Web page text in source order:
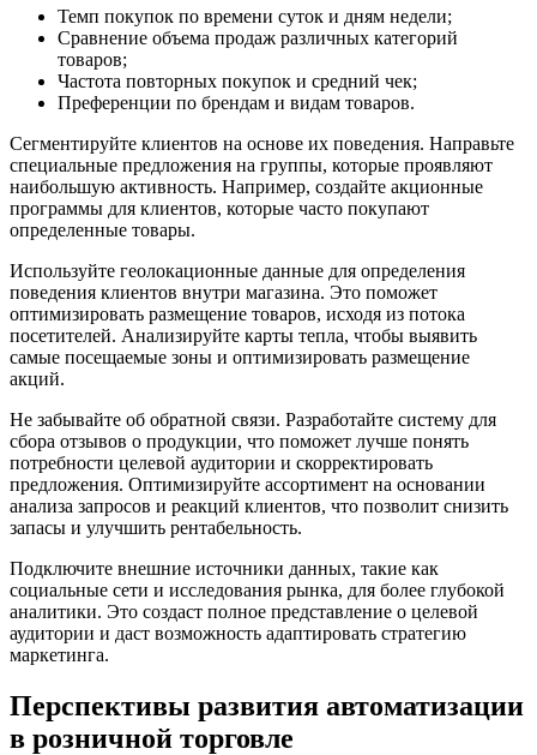
Темп покупок по времени суток и дням недели;
Сравнение объема продаж различных категорий
товаров;
Частота повторных покупок и средний чек;
Преференции по брендам и видам товаров.
Сегментируйте клиентов на основе их поведения. Направьте
специальные предложения на группы, которые проявляют
наибольшую активность. Например, создайте акционные
программы для клиентов, которые часто покупают
определенные товары.
Используйте геолокационные данные для определения
поведения клиентов внутри магазина. Это поможет
оптимизировать размещение товаров, исходя из потока
посетителей. Анализируйте карты тепла, чтобы выявить
самые посещаемые зоны и оптимизировать размещение
акций.
Не забывайте об обратной связи. Разработайте систему для
сбора отзывов о продукции, что поможет лучше понять
потребности целевой аудитории и скорректировать
предложения. Оптимизируйте ассортимент на основании
анализа запросов и реакций клиентов, что позволит снизить
запасы и улучшить рентабельность.
Подключите внешние источники данных, такие как
социальные сети и исследования рынка, для более глубокой
аналитики. Это создаст полное представление о целевой
аудитории и даст возможность адаптировать стратегию
маркетинга.
Перспективы развития автоматизации
в розничной торговле